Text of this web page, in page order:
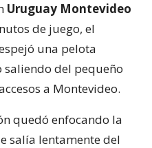
Uruguay Montevideo
de juego, el
una pelota
del pequeño
a Montevideo.
quedó enfocando la
salía lentamente del